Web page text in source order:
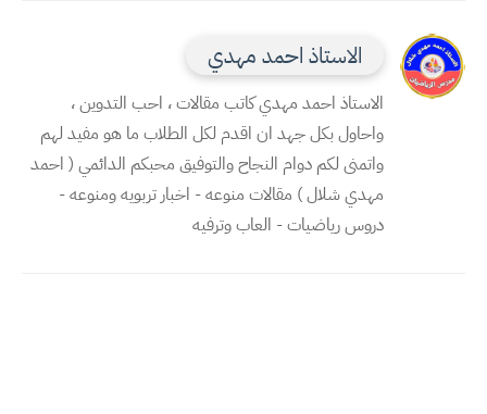
الاستاذ احمد مهدي
الاستاذ احمد مهدي كاتب مقالات ، احب التدوين ،
واحاول بكل جهد ان اقدم لكل الطلاب ما هو مفيد لهم
واتمنى لكم دوام النجاح والتوفيق محبكم الدائمي ( احمد
مهدي شلال ) مقالات منوعه - اخبار تربويه ومنوعه -
دروس رياضيات - العاب وترفيه